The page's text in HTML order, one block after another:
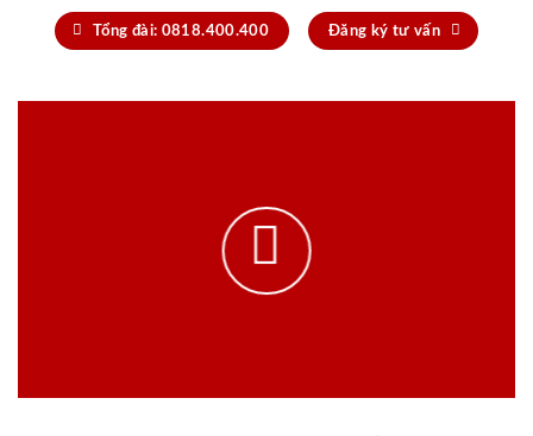
Tổng đài: 0818.400.400 Đăng ký tư vấn